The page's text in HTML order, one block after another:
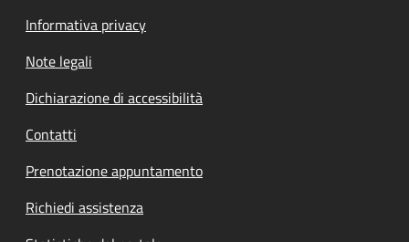
Informativa privacy
Note legali
Dichiarazione di accessibilità
Contatti
Prenotazione appuntamento
Richiedi assistenza